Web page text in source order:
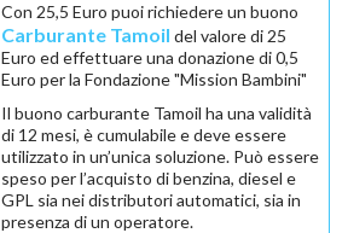
Con 25,5 Euro puoi richiedere un buono
Carburante Tamoil del valore di 25
Euro ed effettuare una donazione di 0,5
Euro per la Fondazione "Mission Bambini"
Il buono carburante Tamoil ha una validità
di 12 mesi, è cumulabile e deve essere
utilizzato in un’unica soluzione. Può essere
speso per l’acquisto di benzina, diesel e
GPL sia nei distributori automatici, sia in
presenza di un operatore.